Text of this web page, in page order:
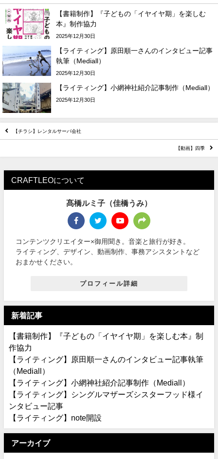
【書籍制作】『子どもの「イヤイヤ期」を楽しむ
本』制作協力
2025年12月30日
【ライティング】原田順一さんのインタビュー記事
執筆（Mediall）
2025年12月30日
【ライティング】小網神社紹介記事制作（Mediall）
2025年12月30日
【チラシ】レンタルサーバ会社
【動画】四季
CRAFTLEOについて
髙橋ルミ子（佳橋うみ）
コンテンツクリエイター×御用聞き。音楽と旅行が好き。
ライティング、デザイン、動画制作、事務アシスタントなど
おまかせください。
プロフィール詳細
新着記事
【書籍制作】『子どもの「イヤイヤ期」を楽しむ本』制
作協力
【ライティング】原田順一さんのインタビュー記事執筆
（Mediall）
【ライティング】小網神社紹介記事制作（Mediall）
【ライティング】シングルマザーズシスターフッド様イ
ンタビュー記事
【ライティング】note開設
アーカイブ